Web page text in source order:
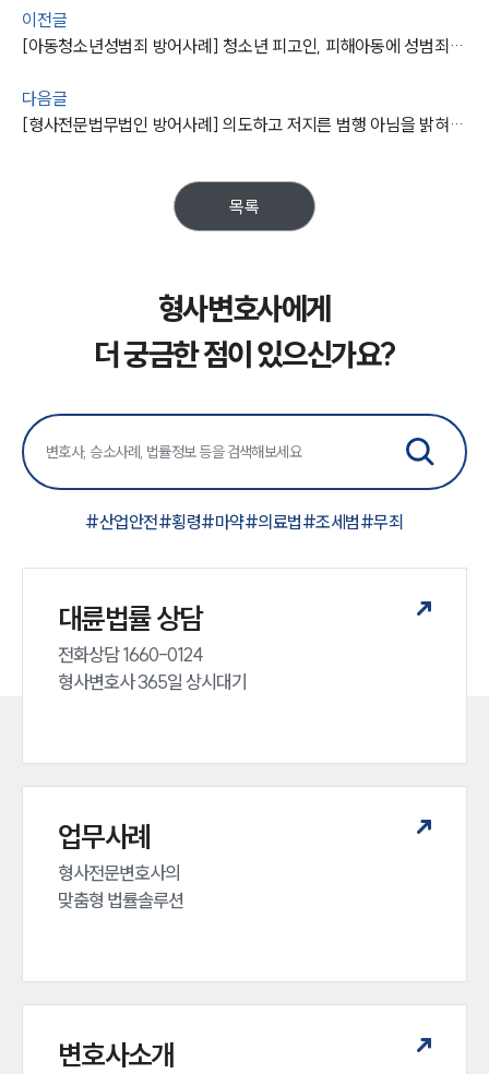
이전글
[아동청소년성범죄 방어사례] 청소년 피고인, 피해아동에 성범죄 저질렀으나 집행유예 마무리
다음글
[형사전문법무법인 방어사례] 의도하고 저지른 범행 아님을 밝혀 집행유예 받아내
목록
형사변호사에게
더 궁금한 점이 있으신가요?
#산업안전#횡령#마약#의료법#조세범#무죄
대륜법률 상담
전화상담 1660-0124
형사변호사 365일 상시대기
업무사례
형사전문변호사의
맞춤형 법률솔루션
변호사소개